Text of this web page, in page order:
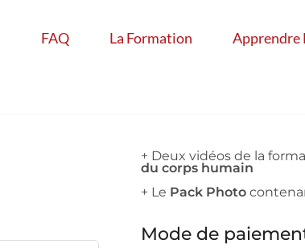
FAQ La Formation Apprendre
+ Deux vidéos de la
du corps humain
+ Le Pack Photo
Mode de